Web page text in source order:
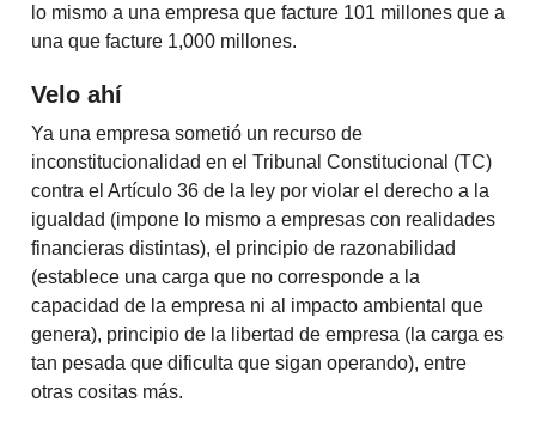
lo mismo a una empresa que facture 101 millones que a
una que facture 1,000 millones.
Velo ahí
Ya una empresa sometió un recurso de
inconstitucionalidad en el Tribunal Constitucional (TC)
contra el Artículo 36 de la ley por violar el derecho a la
igualdad (impone lo mismo a empresas con realidades
financieras distintas), el principio de razonabilidad
(establece una carga que no corresponde a la
capacidad de la empresa ni al impacto ambiental que
genera), principio de la libertad de empresa (la carga es
tan pesada que dificulta que sigan operando), entre
otras cositas más.